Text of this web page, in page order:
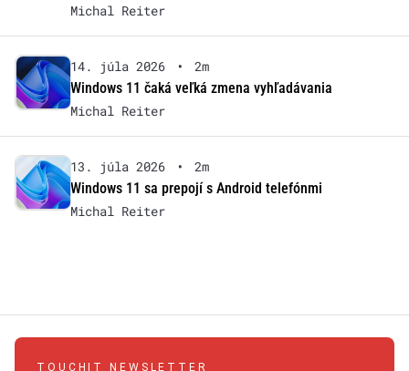
Michal Reiter
14. júla 2026 •
2m
Windows 11 čaká veľká zmena vyhľadávania
Michal Reiter
13. júla 2026 •
2m
Windows 11 sa prepojí s Android telefónmi
Michal Reiter
TOUCHIT NEWSLETTER